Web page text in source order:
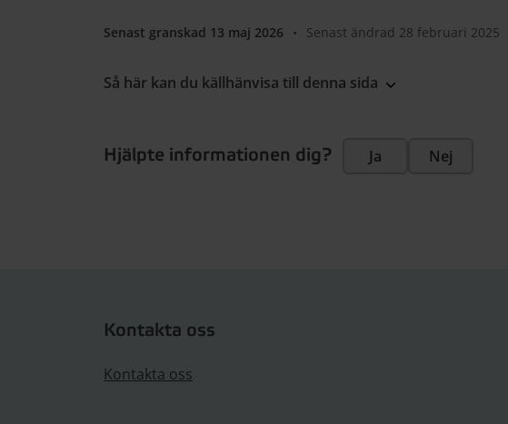
Senast granskad 13 maj 2026 • Senast ändrad 28 februari 2025
Så här kan du källhänvisa till denna sida
Hjälpte informationen dig? Ja Nej
Kontakta oss
Kontakta oss